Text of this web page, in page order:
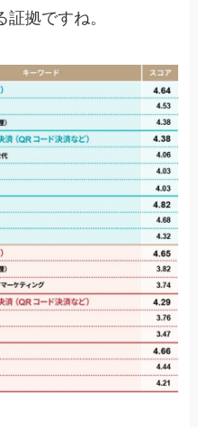
拠ですね。